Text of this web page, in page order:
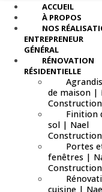
ACCUEIL
À PROPOS
NOS
ENTREPRENEUR
GÉNÉRAL
RÉNOVATION
RÉSIDENTIELLE
de maison |
Construction
Finition
sol | Nael
Construction
Portes
fenêtres |
Construction
cuisine |